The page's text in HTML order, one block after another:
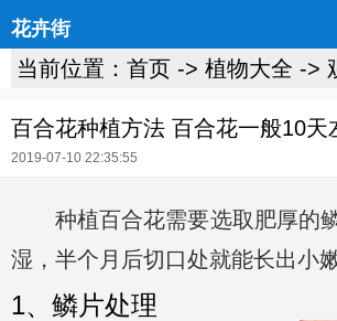
花卉街
当前位置： 首页 -> 植物大全 ->
百合花种植方法 百合花一般10天
2019-07-10 22:35:55
种植百合花需要选取肥厚的
湿，半个月后切口处就能长出小
1、鳞片处理